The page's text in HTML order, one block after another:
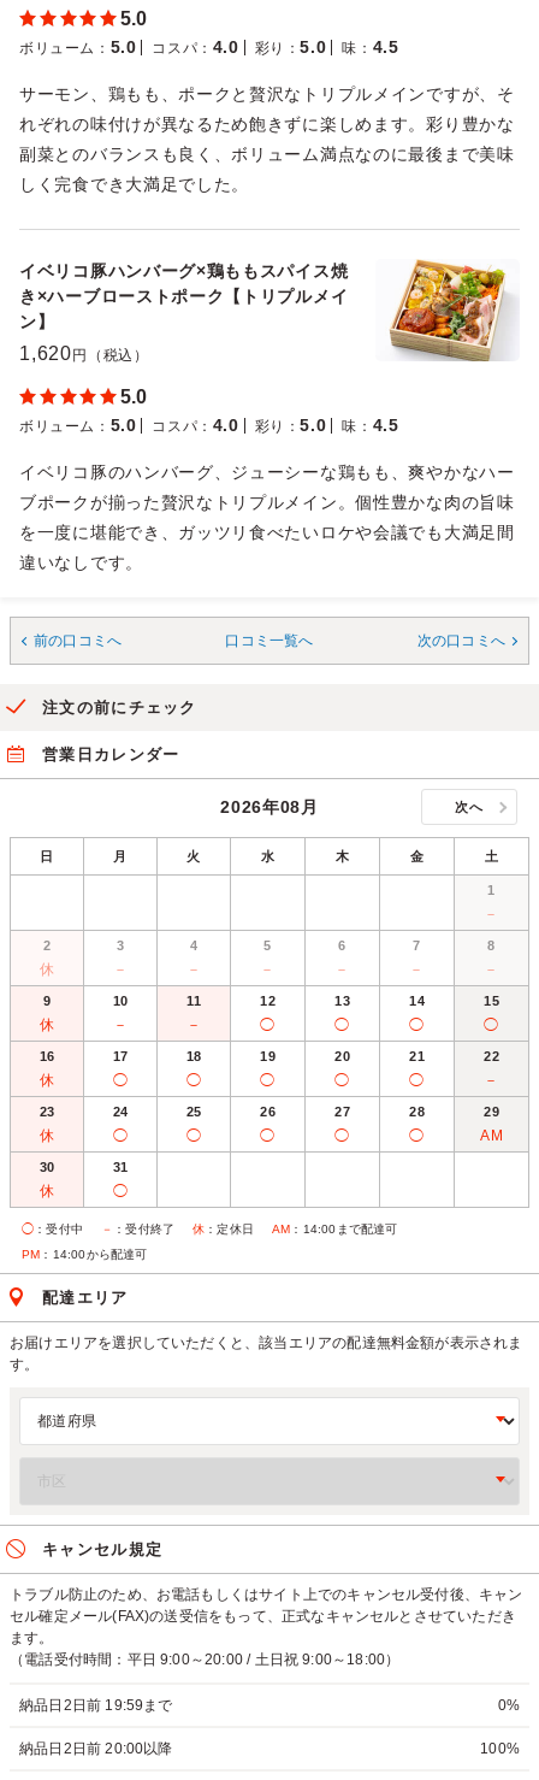
5.0
ボリューム ： 5.0 コスパ ： 4.0 彩り ：5.0 味 ： 4.5
サーモン、鶏もも、ポークと贅沢なトリプルメインですが、そ
れぞれの味付けが異なるため飽きずに楽しめます。彩り豊かな
副菜とのバランスも良く、ボリューム満点なのに最後まで美味
しく完食でき大満足でした。
イベリコ豚ハンバーグ×鶏ももスパイス焼
き×ハーブローストポーク【トリプルメイ
ン】
1,620 円（税込）
5.0
ボリューム ： 5.0 コスパ ： 4.0 彩り ：5.0 味 ： 4.5
イベリコ豚のハンバーグ、ジューシーな鶏もも、爽やかなハー
ブポークが揃った贅沢なトリプルメイン。個性豊かな肉の旨味
を一度に堪能でき、ガッツリ食べたいロケや会議でも大満足間
違いなしです。
前の口コミへ 口コミ一覧へ 次の口コミへ
注文の前にチェック
営業日カレンダー
2026年08月 次へ
日 月 火 水 木 金 土
1
－
2
休
3
－
4
－
5
－
6
－
7
－
8
－
9
休
10
－
11
－
12
◯
13
◯
14
◯
15
◯
16
休
17
◯
18
◯
19
◯
20
◯
21
◯
22
－
23
休
24
◯
25
◯
26
◯
27
◯
28
◯
29
AM
30
休
31
◯
◯ ：受付中 － ：受付終了 休 ：定休日 AM ：14:00まで配達可
PM ：14:00から配達可
配達エリア
お届けエリアを選択していただくと、該当エリアの配達無料金額が表示されま
す。
キャンセル規定
トラブル防止のため、お電話もしくはサイト上でのキャンセル受付後、キャン
セル確定メール(FAX)の送受信をもって、正式なキャンセルとさせていただき
ます。
（電話受付時間：平日 9:00～20:00 / 土日祝 9:00～18:00）
納品日2日前 19:59まで 0%
納品日2日前 20:00以降 100%